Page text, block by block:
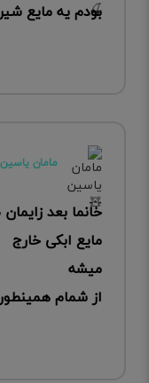
بودم یه مایع
مامان
خانما بعد
مایع ابکی خارج
میشه
از شمام